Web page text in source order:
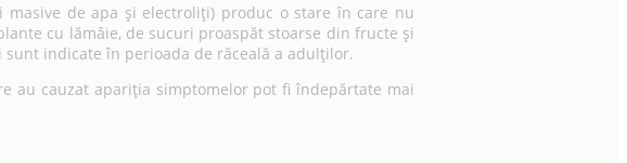
de apa și electroliți) produc o stare în care nu
cu lămâie, de sucuri proaspăt stoarse din fructe și
indicate în perioada de răceală a adulților.
au cauzat apariția simptomelor pot fi îndepărtate mai